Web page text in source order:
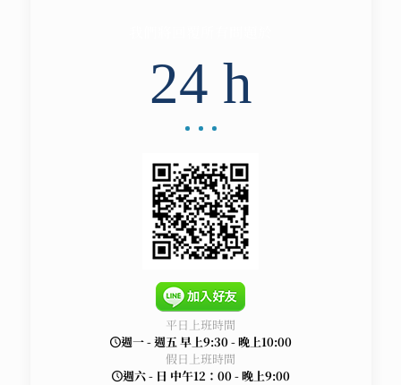
24 h
平日上班時間
週一 - 週五 早上9:30 - 晚上10:00
假日上班時間
週六 - 日 中午12：00 - 晚上9:00